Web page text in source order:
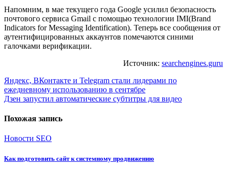
Напомним, в мае текущего года Google усилил безопасность
почтового сервиса Gmail с помощью технологии IMI(Brand
Indicators for Messaging Identification). Теперь все сообщения от
аутентифицированных аккаунтов помечаются синими
галочками верификации.
Источник: searchengines.guru
Навигация
по
Яндекс, ВКонтакте и Telegram стали лидерами по
ежедневному использованию в сентябре
Дзен запустил автоматические субтитры для видео
Похожая запись
Новости SEO
Как подготовить сайт к системному продвижению